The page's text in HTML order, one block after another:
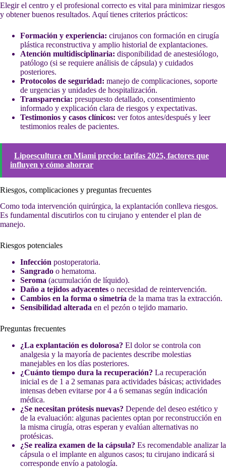
Elegir el centro y el profesional correcto es vital para minimizar riesgos
y obtener buenos resultados. Aquí tienes criterios prácticos:
Formación y experiencia: cirujanos con formación en cirugía
plástica reconstructiva y amplio historial de explantaciones.
Atención multidisciplinaria: disponibilidad de anestesiólogo,
patólogo (si se requiere análisis de cápsula) y cuidados
posteriores.
Protocolos de seguridad: manejo de complicaciones, soporte
de urgencias y unidades de hospitalización.
Transparencia: presupuesto detallado, consentimiento
informado y explicación clara de riesgos y expectativas.
Testimonios y casos clínicos: ver fotos antes/después y leer
testimonios reales de pacientes.
Lipoescultura en Miami precio: tarifas 2025, factores que
influyen y cómo ahorrar
Riesgos, complicaciones y preguntas frecuentes
Como toda intervención quirúrgica, la explantación conlleva riesgos.
Es fundamental discutirlos con tu cirujano y entender el plan de
manejo.
Riesgos potenciales
Infección postoperatoria.
Sangrado o hematoma.
Seroma (acumulación de líquido).
Daño a tejidos adyacentes o necesidad de reintervención.
Cambios en la forma o simetría de la mama tras la extracción.
Sensibilidad alterada en el pezón o tejido mamario.
Preguntas frecuentes
¿La explantación es dolorosa? El dolor se controla con
analgesia y la mayoría de pacientes describe molestias
manejables en los días posteriores.
¿Cuánto tiempo dura la recuperación? La recuperación
inicial es de 1 a 2 semanas para actividades básicas; actividades
intensas deben evitarse por 4 a 6 semanas según indicación
médica.
¿Se necesitan prótesis nuevas? Depende del deseo estético y
de la evaluación: algunas pacientes optan por reconstrucción en
la misma cirugía, otras esperan y evalúan alternativas no
protésicas.
¿Se realiza examen de la cápsula? Es recomendable analizar la
cápsula o el implante en algunos casos; tu cirujano indicará si
corresponde envío a patología.